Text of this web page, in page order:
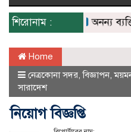
শিরোনাম :
অনন্য
Home
নেত্রকোনা সদর,বিজ্ঞাপন,
সারাদেশ
নিয়োগ বিজ্ঞপ্তি